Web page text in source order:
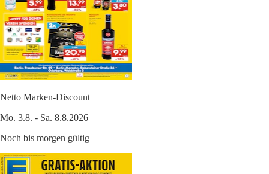
Netto Marken-Discount
Mo. 3.8. - Sa. 8.8.2026
Noch bis morgen gültig